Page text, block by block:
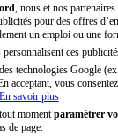
, nous et nos
pour des offres
un emploi ou une
ces
technologies Google
acceptant, vous
savoir plus
moment paramétrer
de page.